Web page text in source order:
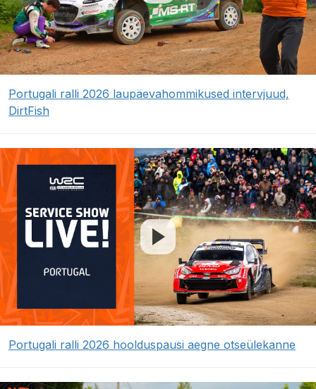
Portugali ralli 2026 laupäevahommikused intervjuud,
DirtFish
Portugali ralli 2026 hoolduspausi aegne otseülekanne